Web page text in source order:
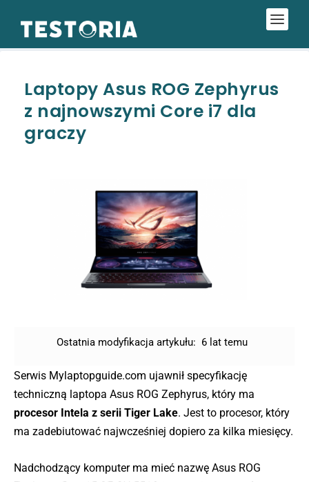
Laptopy Asus ROG Zephyrus
z najnowszymi Core i7 dla
graczy
Ostatnia modyfikacja artykułu: 6 lat temu
Serwis Mylaptopguide.com ujawnił specyfikację
techniczną laptopa Asus ROG Zephyrus, który ma
procesor Intela z serii Tiger Lake. Jest to procesor, który
ma zadebiutować najwcześniej dopiero za kilka miesięcy.
Nadchodzący komputer ma mieć nazwę Asus ROG